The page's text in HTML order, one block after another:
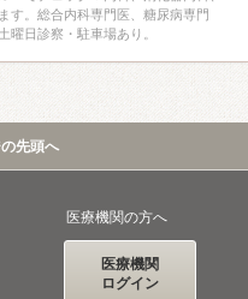
す。総合内科専門医、糖尿病専門
曜日診察・駐車場あり。
先頭へ
医療機関の方へ
医療機関
ログイン